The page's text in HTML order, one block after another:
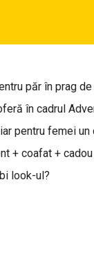
păr în prag
în cadrul
pentru femei un
+ coafat +
look-ul?